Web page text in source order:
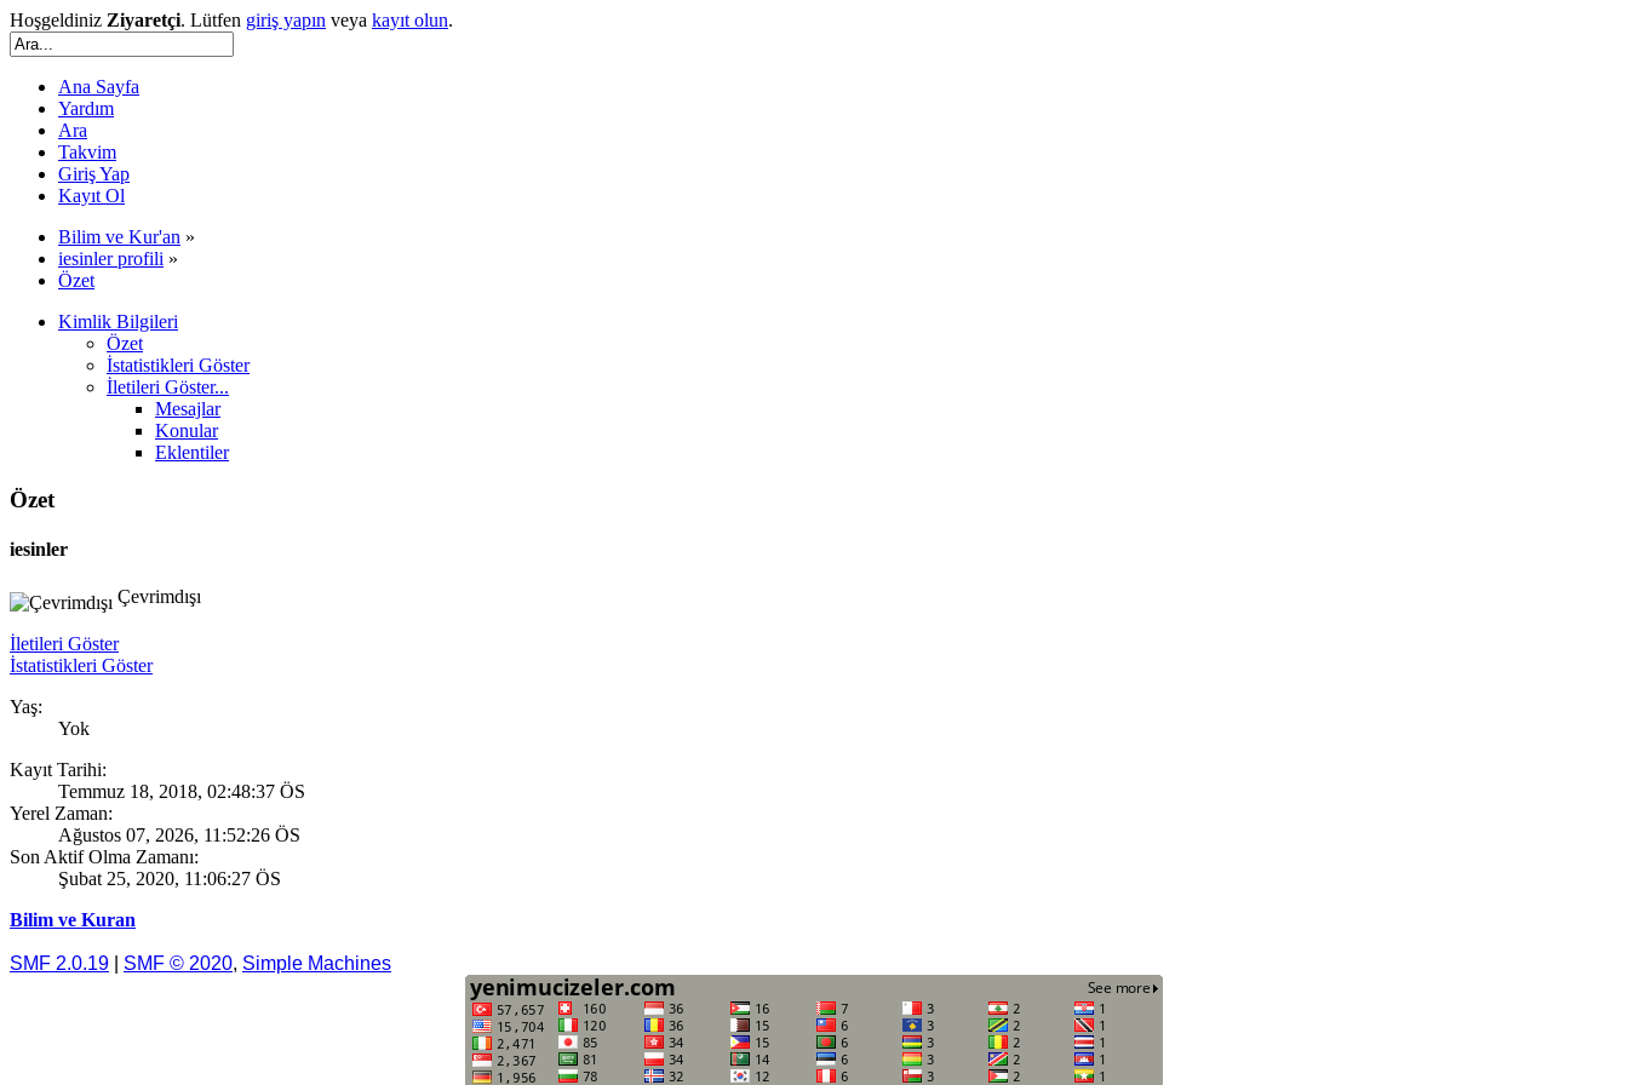
Hoşgeldiniz Ziyaretçi. Lütfen giriş yapın veya kayıt olun.
Ana Sayfa
Yardım
Ara
Takvim
Giriş Yap
Kayıt Ol
Bilim ve Kur'an »
iesinler profili »
Özet
Kimlik Bilgileri
Özet
İstatistikleri Göster
İletileri Göster...
Mesajlar
Konular
Eklentiler
Özet
iesinler
Çevrimdışı
İletileri Göster
İstatistikleri Göster
Yaş:
Yok
Kayıt Tarihi:
Temmuz 18, 2018, 02:48:37 ÖS
Yerel Zaman:
Ağustos 07, 2026, 11:52:26 ÖS
Son Aktif Olma Zamanı:
Şubat 25, 2020, 11:06:27 ÖS
Bilim ve Kuran
SMF 2.0.19 SMF © 2020, Simple Machines